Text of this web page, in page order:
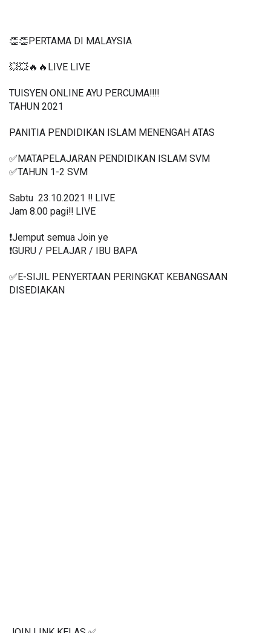
👏👏PERTAMA DI MALAYSIA
💥💥🔥🔥LIVE LIVE
TUISYEN ONLINE AYU PERCUMA‼️‼️
TAHUN 2021
PANITIA PENDIDIKAN ISLAM MENENGAH ATAS
✅MATAPELAJARAN PENDIDIKAN ISLAM SVM
✅TAHUN 1-2 SVM
Sabtu  23.10.2021 ‼️ LIVE
Jam 8.00 pagi‼️ LIVE
❗️Jemput semua Join ye
❗️GURU / PELAJAR / IBU BAPA
✅E-SIJIL PENYERTAAN PERINGKAT KEBANGSAAN
DISEDIAKAN